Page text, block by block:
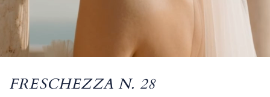
FRESCHEZZA N. 28